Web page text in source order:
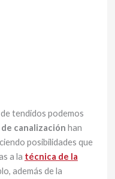
tendidos podemos
canalización han
posibilidades que
a la técnica de la
además de la